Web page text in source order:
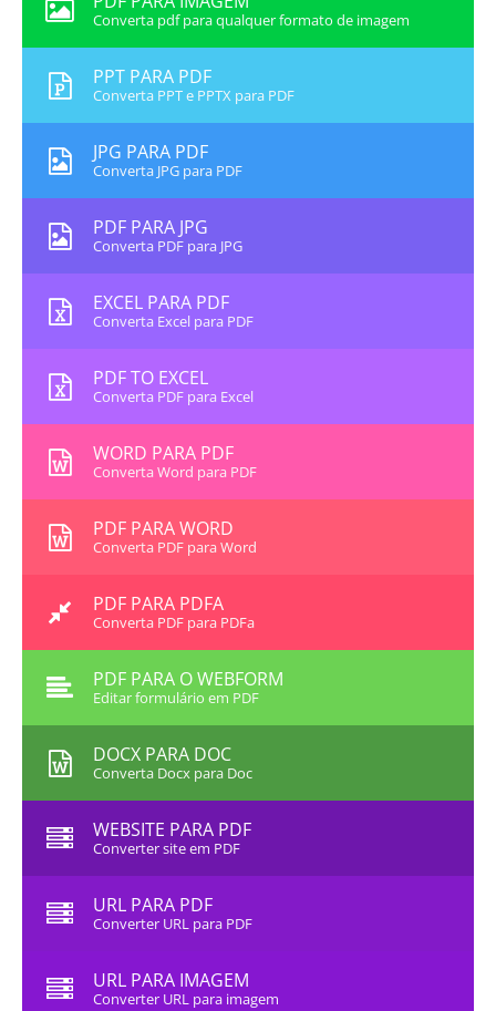
Converta pdf para qualquer formato de imagem
PPT PARA PDF
Converta PPT e PPTX para PDF
JPG PARA PDF
Converta JPG para PDF
PDF PARA JPG
Converta PDF para JPG
EXCEL PARA PDF
Converta Excel para PDF
PDF TO EXCEL
Converta PDF para Excel
WORD PARA PDF
Converta Word para PDF
PDF PARA WORD
Converta PDF para Word
PDF PARA PDFA
Converta PDF para PDFa
PDF PARA O WEBFORM
Editar formulário em PDF
DOCX PARA DOC
Converta Docx para Doc
WEBSITE PARA PDF
Converter site em PDF
URL PARA PDF
Converter URL para PDF
URL PARA IMAGEM
Converter URL para imagem